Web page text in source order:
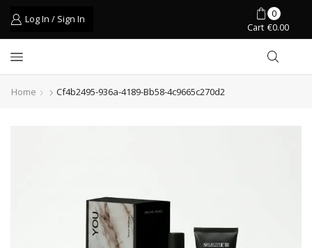
Log In / Sign In
0
Cart €0.00
Home Cf4b2495-936a-4189-Bb58-4c9665c270d2